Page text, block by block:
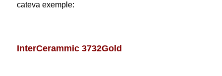
cateva exemple:
InterCerammic 3732Gold